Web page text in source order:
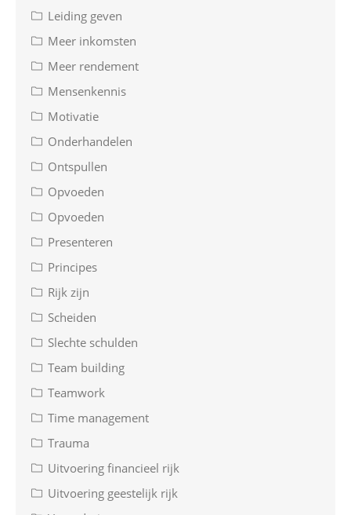
Leiding geven
Meer inkomsten
Meer rendement
Mensenkennis
Motivatie
Onderhandelen
Ontspullen
Opvoeden
Opvoeden
Presenteren
Principes
Rijk zijn
Scheiden
Slechte schulden
Team building
Teamwork
Time management
Trauma
Uitvoering financieel rijk
Uitvoering geestelijk rijk